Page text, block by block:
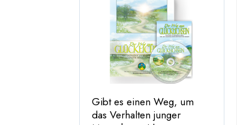
17. Seien Sie kompetent
18. Respektieren Sie die
religiösen
anderer
19. Versuchen Sie,
nicht etwas anzutun,
Sie nicht selbst
möchten
20. Versuchen Sie,
Gibt es einen Weg, um
das Verhalten junger